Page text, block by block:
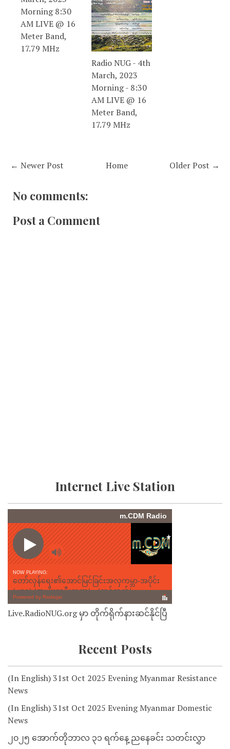
Morning 8:30
AM LIVE @ 16
Meter Band,
17.79 MHz
Radio NUG - 4th
March, 2023
Morning - 8:30
AM LIVE @ 16
Meter Band,
17.79 MHz
← Newer Post Older Post →
Home
No comments:
Post a Comment
Internet Live Station
Live.RadioNUG.org မှာ တိုက်ရိုက်နားဆင်နိုင်ပြီ
Recent Posts
(In English) 31st Oct 2025 Evening Myanmar Resistance
News
(In English) 31st Oct 2025 Evening Myanmar Domestic
News
၂၀၂၅ အောက်တိုဘာလ ၃၁ ရက်နေ့ ညနေခင်း သတင်းလွှာ